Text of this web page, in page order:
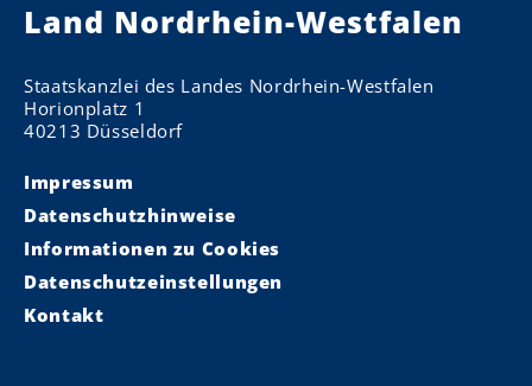
Land Nordrhein-Westfalen
Staatskanzlei des Landes Nordrhein-Westfalen
Horionplatz 1
40213 Düsseldorf
Impressum
Datenschutzhinweise
Informationen zu Cookies
Datenschutzeinstellungen
Kontakt